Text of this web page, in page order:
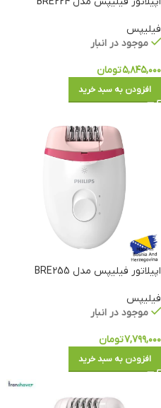
فیلیپس
موجود در انبار
۵,۸۴۵,۰۰۰تومان
افزودن به سبد خرید
اپیلاتور فیلیپس مدل BRE255
فیلیپس
موجود در انبار
۷,۷۹۹,۰۰۰تومان
افزودن به سبد خرید